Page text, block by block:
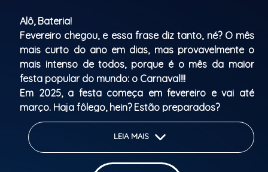
Alô, Bateria!
Fevereiro chegou, e essa frase diz tanto, né? O mês
mais curto do ano em dias, mas provavelmente o
mais intenso de todos, porque é o mês da maior
festa popular do mundo: o Carnaval!!!
Em 2025, a festa começa em fevereiro e vai até
março. Haja fôlego, hein? Estão preparados?
Amigos, bebam água desde já, porque os domingos
de fevereiro e a primeira semana de março serão de
pura diversão no Viva o Samba no MIRARI.
Além do Viva o Samba, todos os domingos teremos
LEIA MAIS